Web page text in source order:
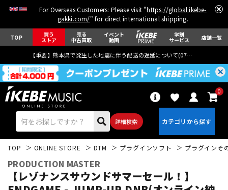
For Overseas Customers: Please visit "https://global.ikebe-
gakki.com/" for direct international shipping.
TOP 買う
ストア
売る
中古買取
イベント
動画
学割
サービス 店舗一覧
【重要】熊本県で発生した地震に伴う配送の遅延について(07月29日
詳細検索
0
TOP ONLINE STORE DTM プラグインソフト プラグインそ
PRODUCTION MASTER
【レゾナンスサウンドサマーセール！】